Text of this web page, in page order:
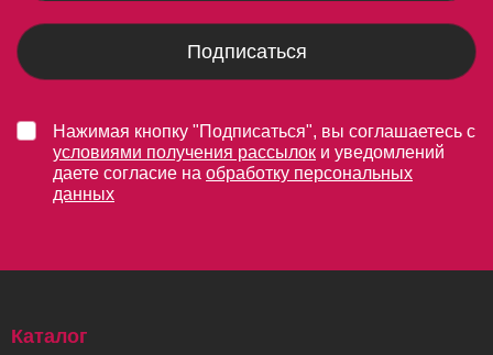
Подписаться
Нажимая кнопку "Подписаться", вы соглашаетесь с
условиями получения рассылок и уведомлений
даете согласие на обработку персональных
данных
Каталог